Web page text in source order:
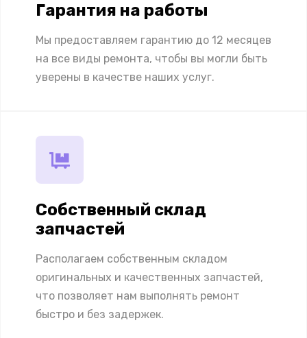
Гарантия на работы
Мы предоставляем гарантию до 12 месяцев
на все виды ремонта, чтобы вы могли быть
уверены в качестве наших услуг.
Собственный склад
запчастей
Располагаем собственным складом
оригинальных и качественных запчастей,
что позволяет нам выполнять ремонт
быстро и без задержек.